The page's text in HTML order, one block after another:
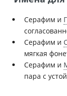
Серафим и
Серафим и
мягкая
Серафим и
пара с